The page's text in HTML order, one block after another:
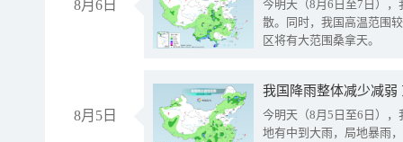
8月6日
今明天（8月6日至7日）
散。同时，我国高温范围
区将有大范围桑拿天。
8月5日
我国降雨整体减少减弱
今明天（8月5日至6日）
地有中到大雨，局地暴雨